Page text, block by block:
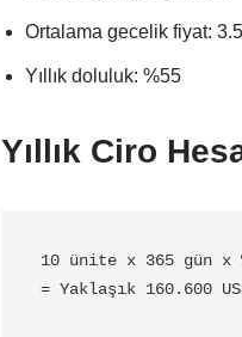
Ortalama gecelik fiyat:
Yıllık doluluk: %55
Yıllık Ciro
10 ünite x 365 gün x